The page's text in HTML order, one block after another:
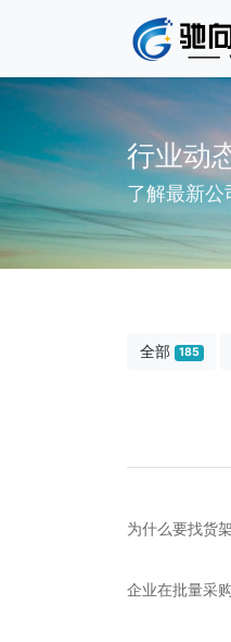
行业动
了解最新公
全部 185
为什么要找货
企业在批量采